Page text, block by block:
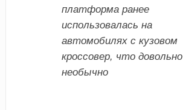
платформа ранее
использовалась на
автомобилях с кузовом
кроссовер, что довольно
необычно